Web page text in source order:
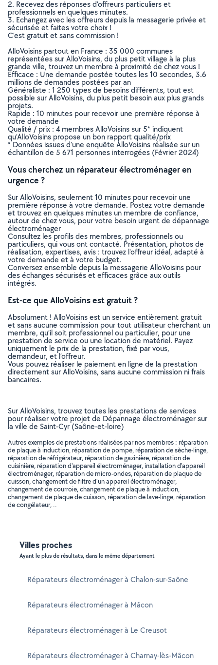
2. Recevez des réponses d’offreurs particuliers et
professionnels en quelques minutes.
3. Echangez avec les offreurs depuis la messagerie privée et
sécurisée et faites votre choix !
C’est gratuit et sans commission !
AlloVoisins partout en France : 35 000 communes
représentées sur AlloVoisins, du plus petit village à la plus
grande ville, trouvez un membre à proximité de chez vous !
Efficace : Une demande postée toutes les 10 secondes, 3.6
millions de demandes postées par an
Généraliste : 1 250 types de besoins différents, tout est
possible sur AlloVoisins, du plus petit besoin aux plus grands
projets.
Rapide : 10 minutes pour recevoir une première réponse à
votre demande
Qualité / prix : 4 membres AlloVoisins sur 5* indiquent
qu’AlloVoisins propose un bon rapport qualité/prix
* Données issues d’une enquête AlloVoisins réalisée sur un
échantillon de 5 671 personnes interrogées (Février 2024)
Vous cherchez un réparateur électroménager en
urgence ?
Sur AlloVoisins, seulement 10 minutes pour recevoir une
première réponse à votre demande. Postez votre demande
et trouvez en quelques minutes un membre de confiance,
autour de chez vous, pour votre besoin urgent de dépannage
électroménager
Consultez les profils des membres, professionnels ou
particuliers, qui vous ont contacté. Présentation, photos de
réalisation, expertises, avis : trouvez l'offreur idéal, adapté à
votre demande et à votre budget.
Conversez ensemble depuis la messagerie AlloVoisins pour
des échanges sécurisés et efficaces grâce aux outils
intégrés.
Est-ce que AlloVoisins est gratuit ?
Absolument ! AlloVoisins est un service entièrement gratuit
et sans aucune commission pour tout utilisateur cherchant un
membre, qu’il soit professionnel ou particulier, pour une
prestation de service ou une location de matériel. Payez
uniquement le prix de la prestation, fixé par vous,
demandeur, et l’offreur.
Vous pouvez réaliser le paiement en ligne de la prestation
directement sur AlloVoisins, sans aucune commission ni frais
bancaires.
Sur AlloVoisins, trouvez toutes les prestations de services
pour réaliser votre projet de Dépannage électroménager sur
la ville de Saint-Cyr (Saône-et-loire)
Autres exemples de prestations réalisées par nos membres : réparation
de plaque à induction, réparation de pompe, réparation de sèche-linge,
réparation de réfrigérateur, réparation de gazinière, réparation de
cuisinière, réparation d'appareil électroménager, installation d'appareil
électroménager, réparation de micro-ondes, réparation de plaque de
cuisson, changement de filtre d'un appareil électroménager,
changement de courroie, changement de plaque à induction,
changement de plaque de cuisson, réparation de lave-linge, réparation
de congélateur, ..
Villes proches
Ayant le plus de résultats, dans le même département
Réparateurs électroménager à Chalon-sur-Saône
Réparateurs électroménager à Mâcon
Réparateurs électroménager à Le Creusot
Réparateurs électroménager à Charnay-lès-Mâcon